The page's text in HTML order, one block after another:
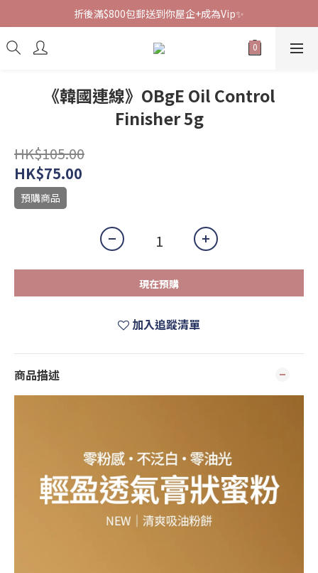
折後滿$800包郵送到你屋企+成為Vip✨
《韓國連線》OBgE Oil Control
Finisher 5g
HK$105.00
HK$75.00
預購商品
現在預購
加入追蹤清單
商品描述